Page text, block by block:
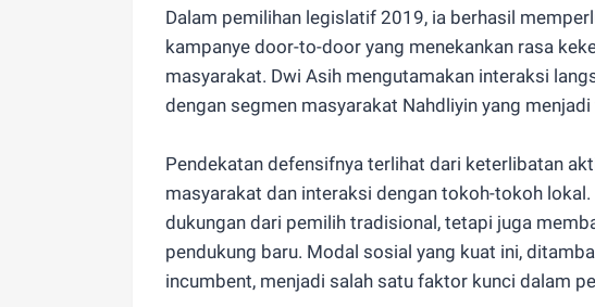
Dalam pemilihan legislatif 2019, ia berhasil
kampanye door-to-door yang menekankan rasa
masyarakat. Dwi Asih mengutamakan interaksi
dengan segmen masyarakat Nahdliyin yang
Pendekatan defensifnya terlihat dari keterlibatan
masyarakat dan interaksi dengan tokoh-tokoh
dukungan dari pemilih tradisional, tetapi juga
pendukung baru. Modal sosial yang kuat ini,
incumbent, menjadi salah satu faktor kunci dalam